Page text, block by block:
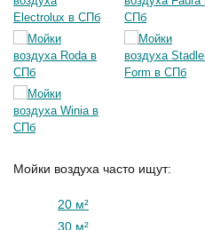
Мойки воздуха часто ищут:
20 м²
30 м²